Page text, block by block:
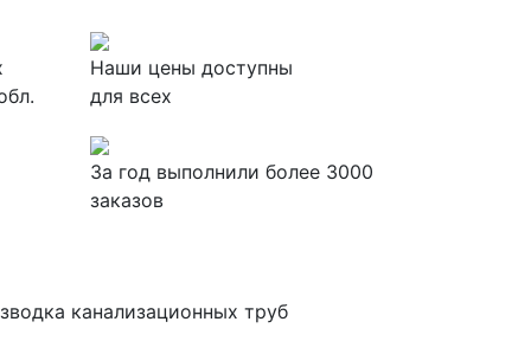
Наши цены доступны
для всех
За год выполнили более 3000
заказов
канализационных труб